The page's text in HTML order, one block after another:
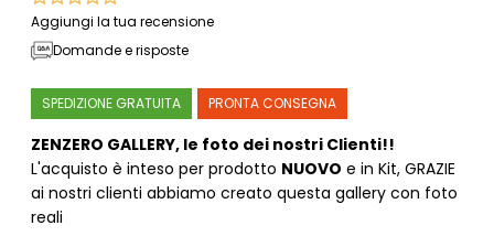
Aggiungi la tua recensione
Domande e risposte
SPEDIZIONE GRATUITA PRONTA CONSEGNA
ZENZERO GALLERY, le foto dei nostri Clienti!!
L'acquisto è inteso per prodotto NUOVO e in Kit, GRAZIE
ai nostri clienti abbiamo creato questa gallery con foto
reali